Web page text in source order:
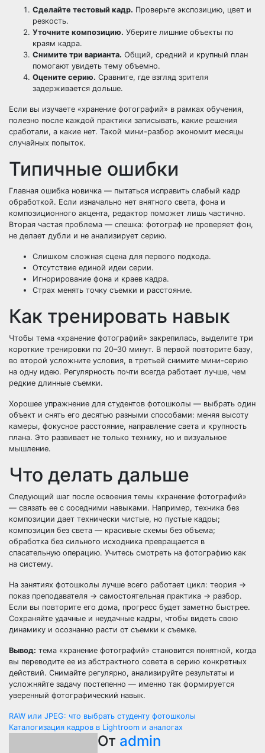
Сделайте тестовый кадр. Проверьте экспозицию, цвет и
резкость.
Уточните композицию. Уберите лишние объекты по
краям кадра.
Снимите три варианта. Общий, средний и крупный план
помогают увидеть тему объемно.
Оцените серию. Сравните, где взгляд зрителя
задерживается дольше.
Если вы изучаете «хранение фотографий» в рамках обучения,
полезно после каждой практики записывать, какие решения
сработали, а какие нет. Такой мини-разбор экономит месяцы
случайных попыток.
Типичные ошибки
Главная ошибка новичка — пытаться исправить слабый кадр
обработкой. Если изначально нет внятного света, фона и
композиционного акцента, редактор поможет лишь частично.
Вторая частая проблема — спешка: фотограф не проверяет фон,
не делает дубли и не анализирует серию.
Слишком сложная сцена для первого подхода.
Отсутствие единой идеи серии.
Игнорирование фона и краев кадра.
Страх менять точку съемки и расстояние.
Как тренировать навык
Чтобы тема «хранение фотографий» закрепилась, выделите три
короткие тренировки по 20–30 минут. В первой повторите базу,
во второй усложните условия, в третьей снимите мини-серию
на одну идею. Регулярность почти всегда работает лучше, чем
редкие длинные съемки.
Хорошее упражнение для студентов фотошколы — выбрать один
объект и снять его десятью разными способами: меняя высоту
камеры, фокусное расстояние, направление света и крупность
плана. Это развивает не только технику, но и визуальное
мышление.
Что делать дальше
Следующий шаг после освоения темы «хранение фотографий»
— связать ее с соседними навыками. Например, техника без
композиции дает технически чистые, но пустые кадры;
композиция без света — красивые схемы без объема;
обработка без сильного исходника превращается в
спасательную операцию. Учитесь смотреть на фотографию как
на систему.
На занятиях фотошколы лучше всего работает цикл: теория →
показ преподавателя → самостоятельная практика → разбор.
Если вы повторите его дома, прогресс будет заметно быстрее.
Сохраняйте удачные и неудачные кадры, чтобы видеть свою
динамику и осознанно расти от съемки к съемке.
Вывод: тема «хранение фотографий» становится понятной, когда
вы переводите ее из абстрактного совета в серию конкретных
действий. Снимайте регулярно, анализируйте результаты и
усложняйте задачу постепенно — именно так формируется
уверенный фотографический навык.
Навигация
RAW или JPEG: что выбрать студенту фотошколы
Каталогизация кадров в Lightroom и аналогах
От admin